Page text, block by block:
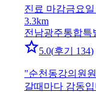
진료 마감금요일
3.3km
전남광주통합특
5.0(후기 134)
"순천동강의원
갈때마다 감동